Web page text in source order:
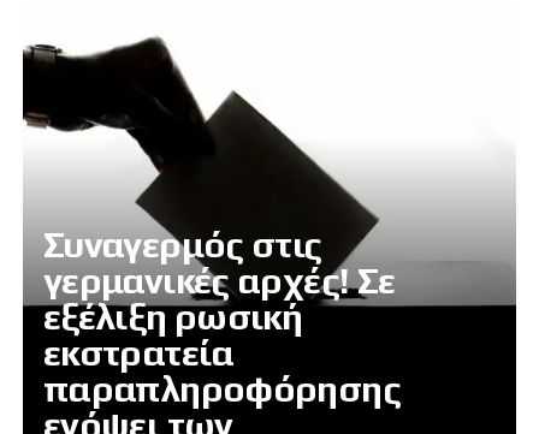
Συναγερμός στις
γερμανικές αρχές! Σε
εξέλιξη ρωσική
εκστρατεία
παραπληροφόρησης
ενόψει των